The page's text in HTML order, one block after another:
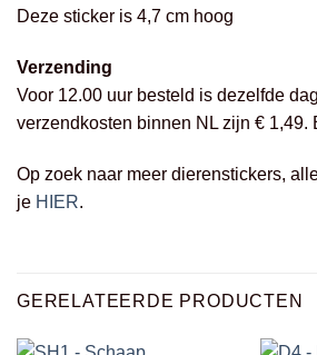
Deze sticker is 4,7 cm hoog
Verzending
Voor 12.00 uur besteld is dezelfde
verzendkosten binnen NL zijn € 1,49.
Op zoek naar meer dierenstickers,
je HIER.
GERELATEERDE PRODUCTEN